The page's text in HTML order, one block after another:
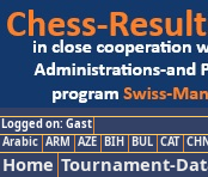
Logged on: Gast
Arabic ARM AZE BIH BUL CAT
Home Tournament-